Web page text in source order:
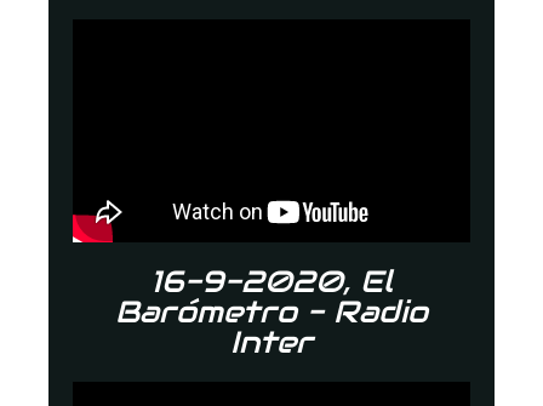
16-9-2020, El
Barómetro - Radio
Inter